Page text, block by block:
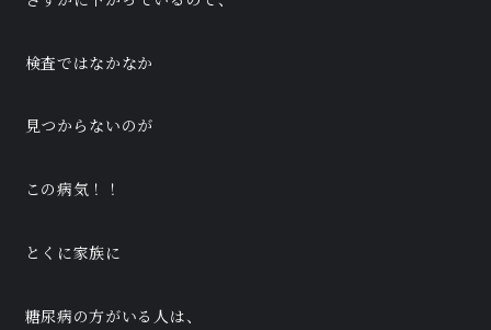
検査ではなかなか
見つからないのが
この病気！！
とくに家族に
糖尿病の方がいる人は、